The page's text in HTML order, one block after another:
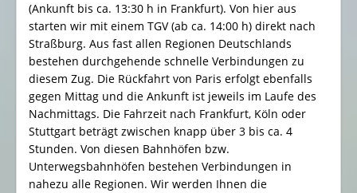
(Ankunft bis ca. 13:30 h in Frankfurt). Von hier aus
starten wir mit einem TGV (ab ca. 14:00 h) direkt nach
Straßburg. Aus fast allen Regionen Deutschlands
bestehen durchgehende schnelle Verbindungen zu
diesem Zug. Die Rückfahrt von Paris erfolgt ebenfalls
gegen Mittag und die Ankunft ist jeweils im Laufe des
Nachmittags. Die Fahrzeit nach Frankfurt, Köln oder
Stuttgart beträgt zwischen knapp über 3 bis ca. 4
Stunden. Von diesen Bahnhöfen bzw.
Unterwegsbahnhöfen bestehen Verbindungen in
nahezu alle Regionen. Wir werden Ihnen die